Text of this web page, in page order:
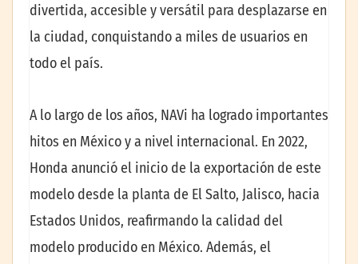
divertida, accesible y versátil para desplazarse en
la ciudad, conquistando a miles de usuarios en
todo el país.
A lo largo de los años, NAVi ha logrado importantes
hitos en México y a nivel internacional. En 2022,
Honda anunció el inicio de la exportación de este
modelo desde la planta de El Salto, Jalisco, hacia
Estados Unidos, reafirmando la calidad del
modelo producido en México. Además, el